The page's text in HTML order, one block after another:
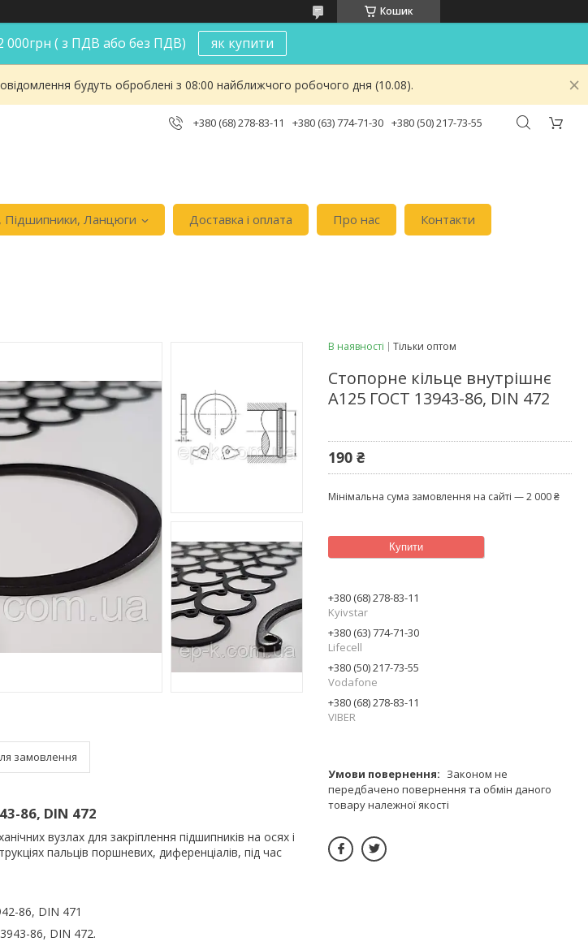
Кошик
000грн ( з ПДВ або без ПДВ) як купити
будуть оброблені з 08:00 найближчого робочого дня (10.08).
+380 (68) 278-83-11 +380 (63) 774-71-30 +380 (50) 217-73-55
Пiдшипники, Ланцюги Доставка i оплата Про нас Контакти
замовлення
86, DIN 472
вузлах для закріплення підшипників на осях і
пальців поршневих, диференціалів, під час
86, DIN 471
86, DIN 472.
В наявності Тільки оптом
Стопорне кільце внутрішнє
А125 ГОСТ 13943-86, DIN 472
190 ₴
Мінімальна сума замовлення на сайті — 2 000 ₴
Купити
+380 (68) 278-83-11
Kyivstar
+380 (63) 774-71-30
Lifecell
+380 (50) 217-73-55
Vodafone
+380 (68) 278-83-11
VIBER
Законом не
передбачено повернення та обмін даного
товару належної якості